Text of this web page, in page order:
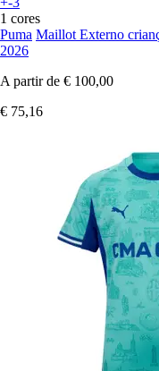
1 cores
Puma Maillot Externo
2026
A partir de € 100,00
€ 75,16